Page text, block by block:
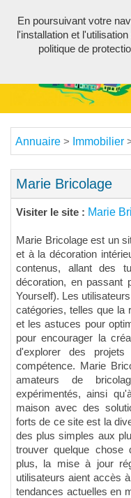
Annuaire > Immobilier
Marie Bricolage
Visiter le site : Marie
Marie Bricolage est un
et à la décoration
contenus, allant des
décoration, en passant
Yourself). Les
catégories, telles que la
et les astuces pour
pour encourager la
d'explorer des
compétence. Marie
amateurs de
expérimentés, ainsi
maison avec des
forts de ce site est la
des plus simples aux
trouver quelque
plus, la mise à jour
utilisateurs aient accès
tendances actuelles en
En poursuivant votre
l'installation et
politique de